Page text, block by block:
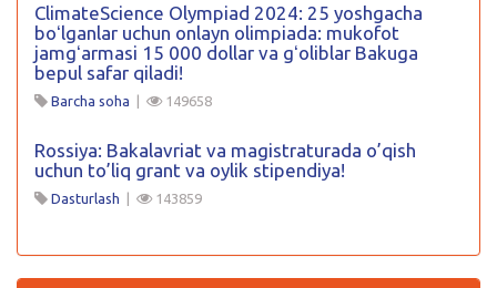
ClimateScience Olympiad 2024: 25 yoshgacha
boʻlganlar uchun onlayn olimpiada: mukofot
jamgʻarmasi 15 000 dollar va gʻoliblar Bakuga
bepul safar qiladi!
Barcha soha | 149658
Rossiya: Bakalavriat va magistraturada o’qish
uchun to’liq grant va oylik stipendiya!
Dasturlash | 143859